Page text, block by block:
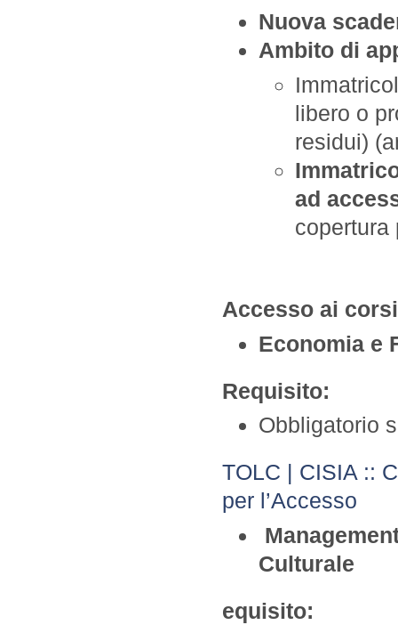
Nuova
Ambito di
libero o
residui)
ad
copertura
Accesso ai
Economia e
Requisito:
Obbligatorio
TOLC | CISIA ::
per l’Accesso
Culturale
equisito: